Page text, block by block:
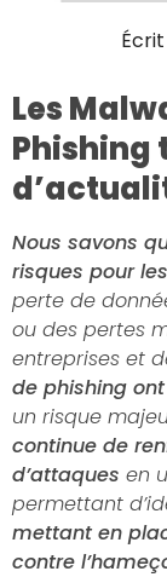
Les
Phishing
Nous savons
risques pour
perte de
ou des pertes
entreprises et
de phishing
un risque
continue de
d’attaques en
permettant
mettant en
contre